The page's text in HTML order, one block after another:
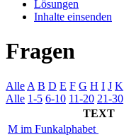
Lösungen
Inhalte einsenden
Fragen
Alle A B D E F G H I J K
Alle 1-5 6-10 11-20 21-30
TEXT
M im Funkalphabet